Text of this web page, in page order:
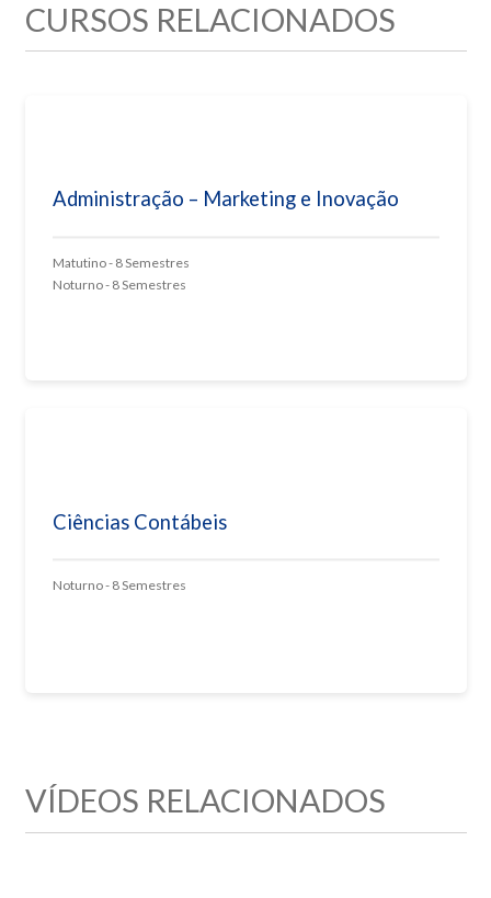
CURSOS RELACIONADOS
Administração – Marketing e Inovação
Matutino - 8 Semestres
Noturno - 8 Semestres
Ciências Contábeis
Noturno - 8 Semestres
VÍDEOS RELACIONADOS